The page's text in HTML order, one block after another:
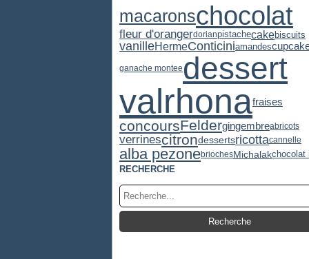
macaronschocolat
fleur d'orangerdorianpistachecakebiscuits
vanilleHermeConticiniamandes
ganache montee dessert
valrhonafraises
concoursFeldergingembreabricots
verrinescitrondessertsricottacannelle
alba pezonebriochesMichalakchocolat
RECHERCHE